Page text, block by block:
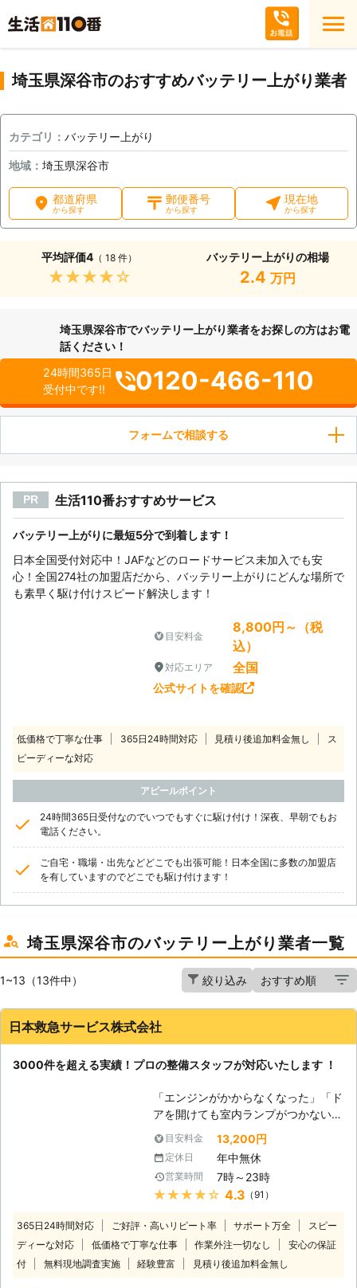
埼玉県深谷市のおすすめバッテリー上がり業者
カテゴリ： バッテリー上がり
地域： 埼玉県深谷市
都道府県
から探す
郵便番号
から探す
現在地
から探す
平均評価4 （ 18 件）
★★★★★
バッテリー上がりの相場
2.4 万円
埼玉県深谷市でバッテリー上がり業者をお探しの方はお電
話ください！
24時間365日
受付中です!!
0120-466-110
フォームで相談する
PR 生活110番おすすめサービス
バッテリー上がりに最短5分で到着します！
日本全国受付対応中！JAFなどのロードサービス未加入でも安
心！全国274社の加盟店だから、バッテリー上がりにどんな場所で
も素早く駆け付けスピード解決します！
目安料金
8,800円～（税
込）
対応エリア 全国
公式サイトを確認
低価格で丁寧な仕事 365日24時間対応 見積り後追加料金無し
ス
ピーディーな対応
アピールポイント
24時間365日受付なのでいつでもすぐに駆け付け！深夜、早朝でもお
電話ください。
ご自宅・職場・出先などどこでも出張可能！日本全国に多数の加盟店
を有していますのでどこでも駆け付けます！
埼玉県深谷市のバッテリー上がり業者一覧
1~13（13件中） 絞り込み
日本救急サービス株式会社
3000件を超える実績！プロの整備スタッフが対応いたします ！
「エンジンがかからなくなった」「ド
アを開けても室内ランプがつかない」
バッテリーが上がってしまうと車にこ
のような症状があらわれます。 普段
は動いていた車が突然動かなくなって
は大変困りますし、慣れていない方は
パニックにもなりますよね。 ヒリつ
たらいいのか判断に迷うことと思いま
す。 そんな時には、日本救急サービ
ス(株)までご連絡ください。お客様の
目安料金 13,200円
定休日 年中無休
営業時間 7時～23時
★★★★★ 4.3 （91）
365日24時間対応 ご好評・高いリピート率 サポート万全
スピー
ディーな対応
低価格で丁寧な仕事 作業外注一切なし
安心の保証
付
無料現地調査実施 経験豊富 見積り後追加料金無し